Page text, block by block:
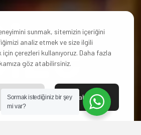
sunmak, sitemizin içeriğini
analiz etmek ve size ilgili
çerezleri kullanıyoruz. Daha fazla
göz atabilirsiniz.
Kabul Et
Ayarlar
Sormak istediğiniz bir şey
mi var?